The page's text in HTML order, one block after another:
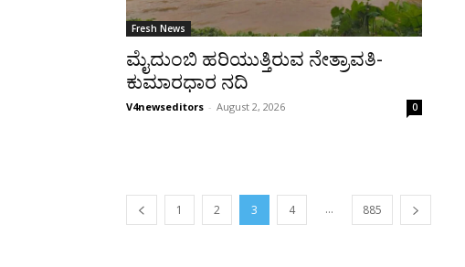
Fresh News
ಮೈದುಂಬಿ ಹರಿಯುತ್ತಿರುವ ನೇತ್ರಾವತಿ-
ಕುಮಾರಧಾರ ನದಿ
V4newseditors - August 2, 2026 0
1 2 3 4 ... 885